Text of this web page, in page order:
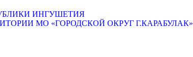
ИНГУШЕТИЯ
МО «ГОРОДСКОЙ ОКРУГ Г.КАРАБУЛАК»